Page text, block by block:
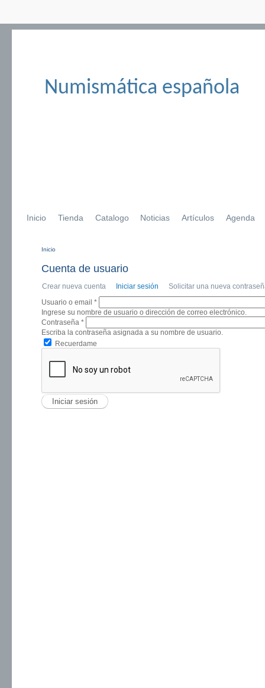
Numismática española
Inicio Tienda Catalogo Noticias Artículos Agenda
Inicio
Cuenta de usuario
Solapas principales
Crear nueva cuenta Iniciar sesión (solapa activa)
Solicitar una nueva
Usuario o email *
Ingrese su nombre de usuario o dirección de correo electrónico.
Contraseña *
Escriba la contraseña asignada a su nombre de usuario.
Recuerdame